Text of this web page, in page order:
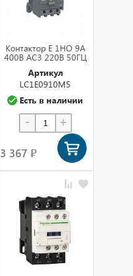
Контактор E 1НО 9А
400В AC3 220В 50ГЦ
Артикул
LC1E0910M5
Есть в наличии
- +
3 367 ₽